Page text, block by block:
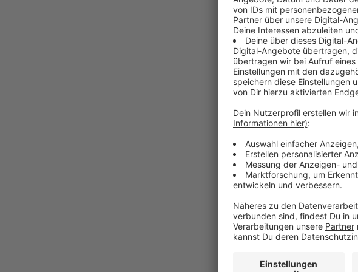
Worauf
DAK
Genuss-
Anzeige
Anzeige
Die
So